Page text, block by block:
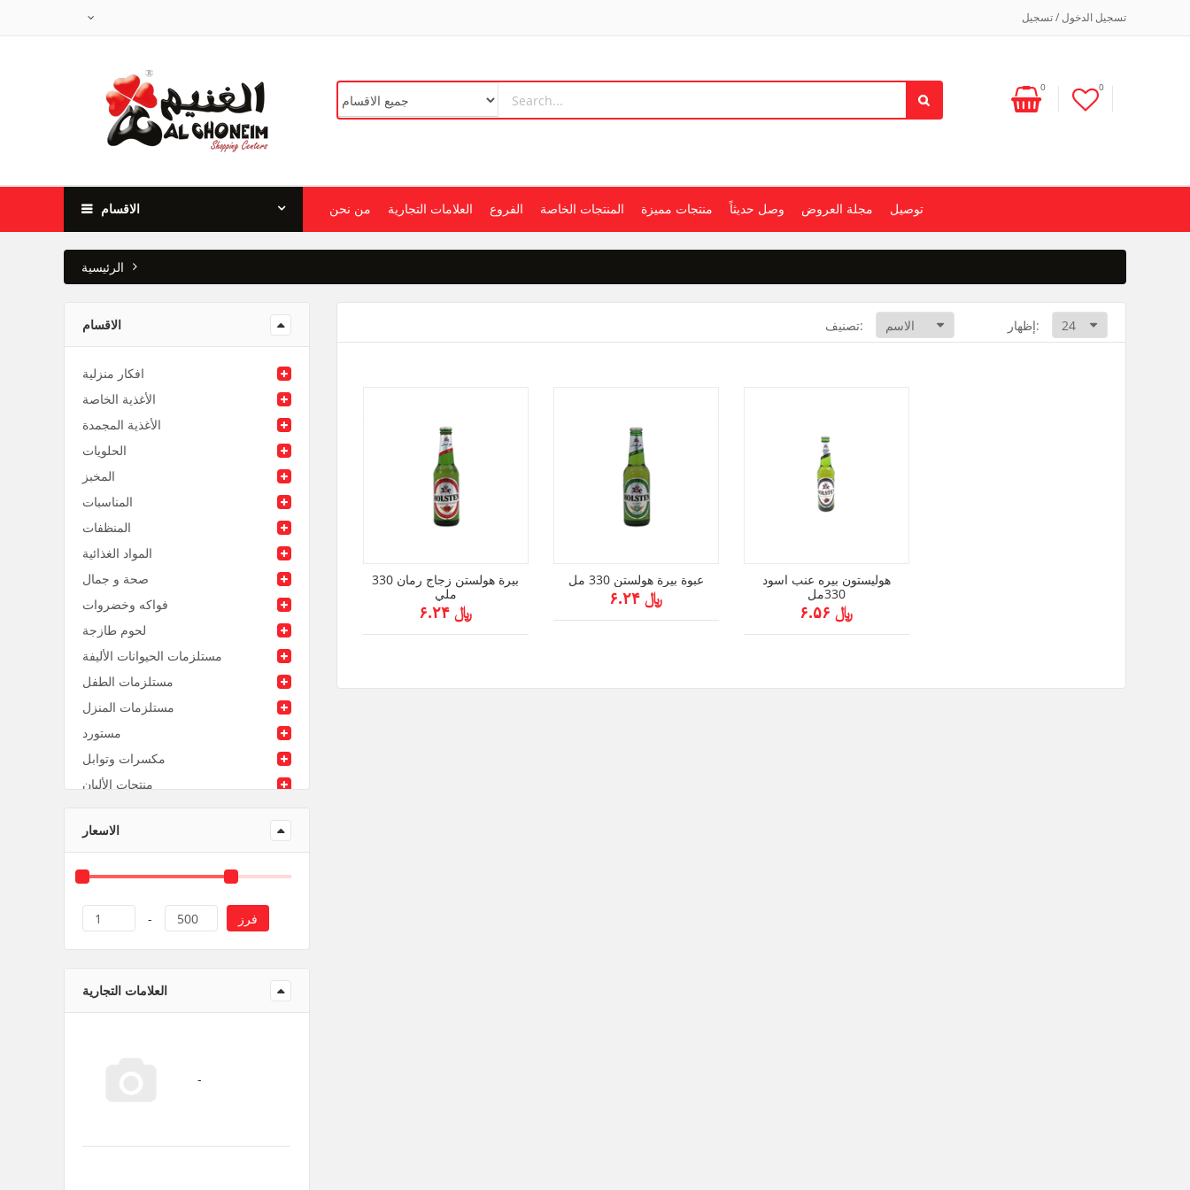
تسجيل الدخول / تسجيل
0 0
الاقسام من نحن العلامات التجارية الفروع المنتجات الخاصة منتجات مميزة وصل حديثاً مجلة العروض توصيل
الرئيسية
الاقسام
افكار منزلية
الأغذية الخاصة
الأغذية المجمدة
الحلويات
المخبز
المناسبات
المنظفات
المواد الغذائية
صحة و جمال
فواكه وخضروات
لحوم طازجة
مستلزمات الحيوانات الأليفة
مستلزمات الطفل
مستلزمات المنزل
مستورد
مكسرات وتوابل
منتجات الألبان
الاسعار
1 - 500 فرز
العلامات التجارية
تصنيف: إظهار:
بيرة هولستن زجاج رمان 330
ملي
﷼ ۶.۲۴
عبوة بيرة هولستن 330 مل
﷼ ۶.۲۴
هوليستون بيره عنب اسود
330مل
﷼ ۶.۵۶